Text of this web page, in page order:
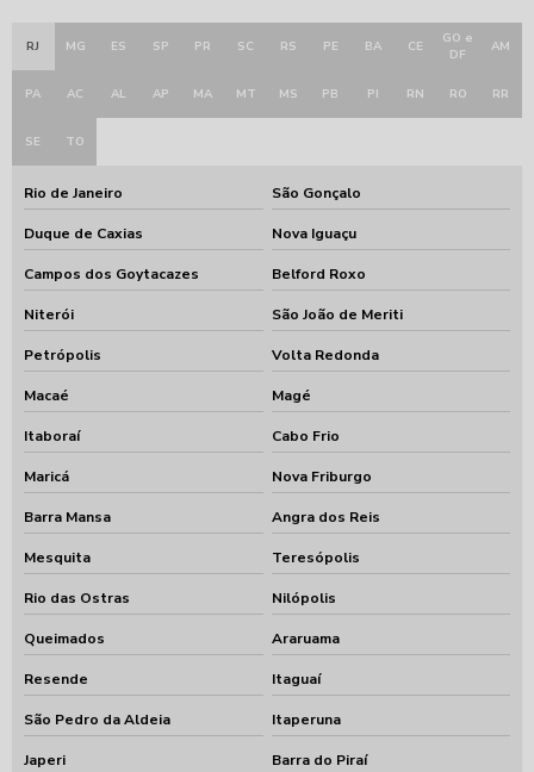
RJ MG ES SP PR SC RS PE BA CE
GO e
DF
AM
PA AC AL AP MA MT MS PB PI RN RO RR
SE TO
Rio de Janeiro São Gonçalo
Duque de Caxias Nova Iguaçu
Campos dos Goytacazes Belford Roxo
Niterói São João de Meriti
Petrópolis Volta Redonda
Macaé Magé
Itaboraí Cabo Frio
Maricá Nova Friburgo
Barra Mansa Angra dos Reis
Mesquita Teresópolis
Rio das Ostras Nilópolis
Queimados Araruama
Resende Itaguaí
São Pedro da Aldeia Itaperuna
Japeri Barra do Piraí